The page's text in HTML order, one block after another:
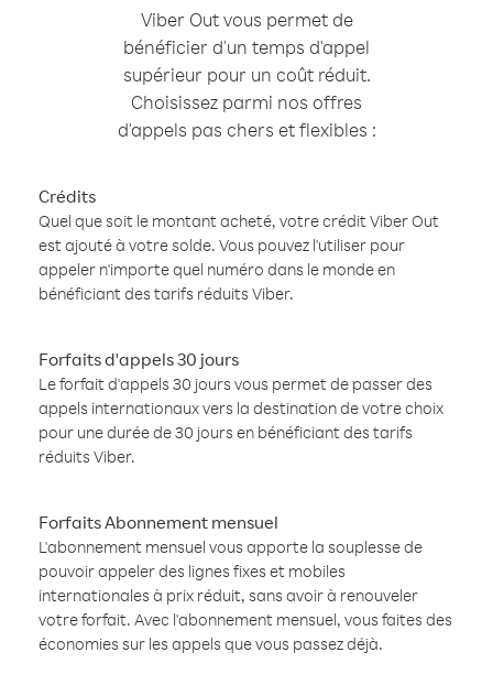
Viber Out vous permet de
bénéficier d'un temps d'appel
supérieur pour un coût réduit.
Choisissez parmi nos offres
d'appels pas chers et flexibles :
Crédits
Quel que soit le montant acheté, votre crédit Viber Out
est ajouté à votre solde. Vous pouvez l'utiliser pour
appeler n'importe quel numéro dans le monde en
bénéficiant des tarifs réduits Viber.
Forfaits d'appels 30 jours
Le forfait d'appels 30 jours vous permet de passer des
appels internationaux vers la destination de votre choix
pour une durée de 30 jours en bénéficiant des tarifs
réduits Viber.
Forfaits Abonnement mensuel
L'abonnement mensuel vous apporte la souplesse de
pouvoir appeler des lignes fixes et mobiles
internationales à prix réduit, sans avoir à renouveler
votre forfait. Avec l'abonnement mensuel, vous faites des
économies sur les appels que vous passez déjà.